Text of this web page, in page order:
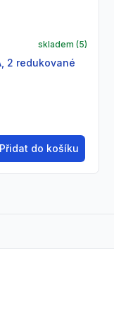
skladem (5)
Přidat do košíku